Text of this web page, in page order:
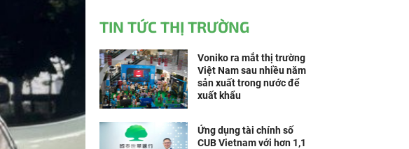
TIN TỨC THỊ TRƯỜNG
Voniko ra mắt thị trường
Việt Nam sau nhiều năm
sản xuất trong nước để
xuất khẩu
Ứng dụng tài chính số
CUB Vietnam với hơn 1,1